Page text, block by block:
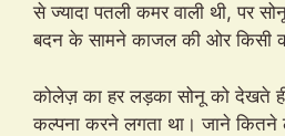
से ज्यादा पतली कमर वाली थी, पर
बदन के सामने काजल की ओर किसी का
कोलेज़ का हर लड़का सोनू को देखते
कल्पना करने लगता था। जाने